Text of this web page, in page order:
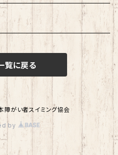
覧に戻る
がい者スイミング協会
by